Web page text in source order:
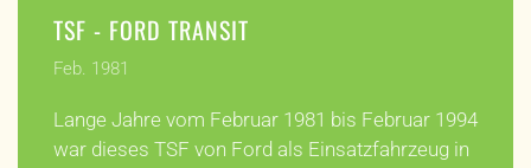
TSF - FORD TRANSIT
Feb. 1981
Lange Jahre vom Februar 1981 bis Februar 1994
war dieses TSF von Ford als Einsatzfahrzeug in